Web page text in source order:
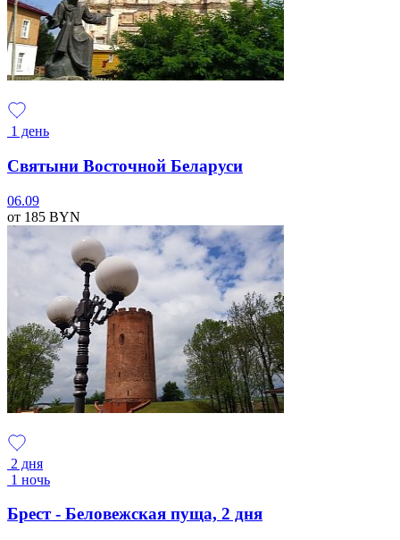
1 день
Святыни Восточной Беларуси
06.09
от 185 BYN
2 дня
1 ночь
Брест - Беловежская пуща, 2 дня